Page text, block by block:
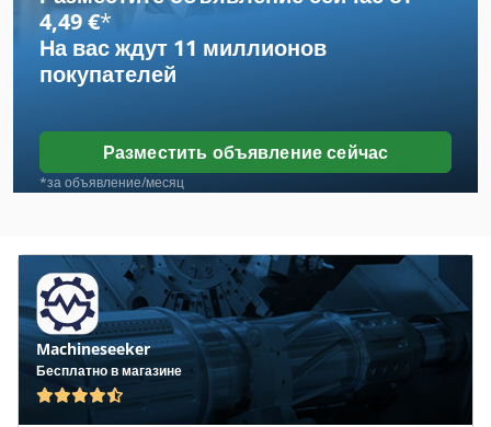
John Deere 8970
John Deere 9200
John Deere 9300
John Deere 936
John Deere 945
John Deere 9450
John Deere 946
John Deere 9460 R
4,49 €*
На вас ждут 11 миллионов
покупателей
Разместить объявление сейчас
*за объявление/месяц
Machineseeker
Бесплатно в магазине